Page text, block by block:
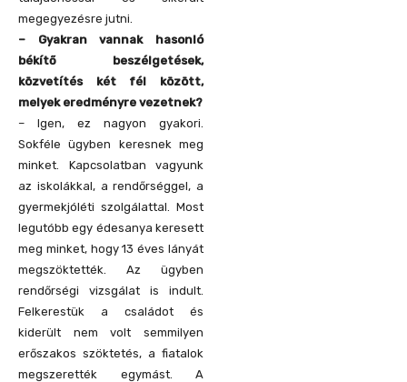
megegyezésre jutni.
– Gyakran vannak hasonló
békítő beszélgetések,
közvetítés két fél között,
melyek eredményre vezetnek?
– Igen, ez nagyon gyakori.
Sokféle ügyben keresnek meg
minket. Kapcsolatban vagyunk
az iskolákkal, a rendőrséggel, a
gyermekjóléti szolgálattal. Most
legutóbb egy édesanya keresett
meg minket, hogy 13 éves lányát
megszöktették. Az ügyben
rendőrségi vizsgálat is indult.
Felkerestük a családot és
kiderült nem volt semmilyen
erőszakos szöktetés, a fiatalok
megszerették egymást. A